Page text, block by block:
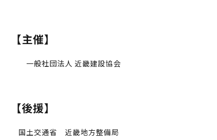
【主催】
一般社団法人 近畿建設協会
【後援】
国土交通省 近畿地方整備局